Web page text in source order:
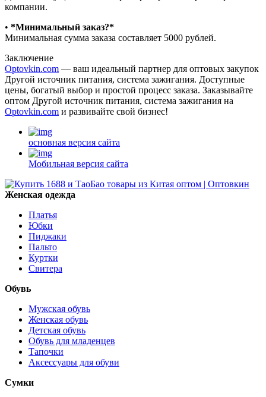
компании.
•⁠ ⁠ *Минимальный заказ?*
Минимальная сумма заказа составляет 5000 рублей.
Заключение
Optovkin.com — ваш идеальный партнер для оптовых закупок
Другой источник питания, система зажигания. Доступные
цены, богатый выбор и простой процесс заказа. Заказывайте
оптом Другой источник питания, система зажигания на
Optovkin.com и развивайте свой бизнес!
основная версия сайта
Мобильная версия сайта
Женская одежда
Платья
Юбки
Пиджаки
Пальто
Куртки
Свитера
Обувь
Мужская обувь
Женская обувь
Детская обувь
Обувь для младенцев
Тапочки
Аксессуары для обуви
Сумки